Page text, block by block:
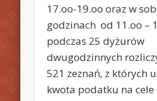
17.oo-19.oo oraz w
godzinach od 11.oo –
podczas 25 dyżurów
dwugodzinnych
521 zeznań, z których
kwota podatku na